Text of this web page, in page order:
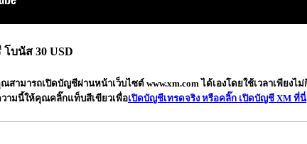
บนัส 30 USD
มารถเปิดบัญชีผ่านหน้าเว็บไซต์ www.xm.com ได้เองโดยใช้เวลาเพียง
ามนี้ให้คุณคลิ๊กแท็บสีเขียวเพื่อเปิดบัญชีเทรดจริง หรือคลิ๊ก เปิดบัญชี XM ที่นี่